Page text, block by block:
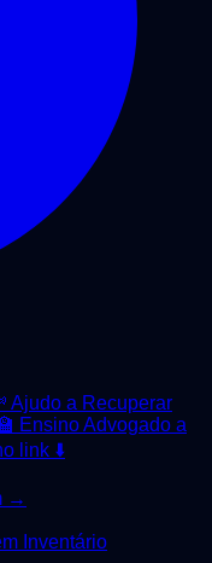
Ajudo a Recuperar
Ensino Advogado a
link ⬇️
→
Inventário